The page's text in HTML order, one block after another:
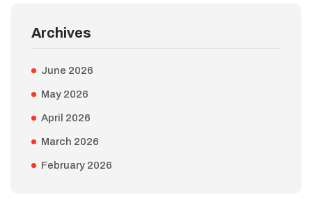
Archives
June 2026
May 2026
April 2026
March 2026
February 2026